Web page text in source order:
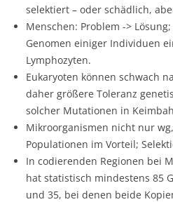
selektiert – oder schädlich,
Menschen: Problem ->
Genomen einiger Individuen
Lymphozyten.
Eukaryoten können schwach
daher größere Toleranz
solcher Mutationen in
Mikroorganismen nicht nur
Populationen im Vorteil;
In codierenden Regionen bei
hat statistisch mindestens 85
und 35, bei denen beide